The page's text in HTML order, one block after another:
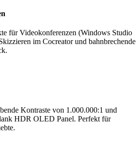
für Videokonferenzen (Windows Studio
im Cocreator und bahnbrechende
Kontraste von 1.000.000:1 und
HDR OLED Panel. Perfekt für